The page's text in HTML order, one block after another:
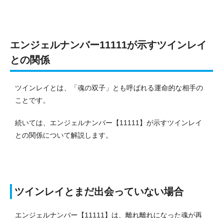
エンジェルナンバー11111が示すツインレイ
との関係
ツインレイとは、「魂の双子」とも呼ばれる運命的な相手の
ことです。
続いては、エンジェルナンバー【11111】が示すツインレイ
との関係について解説します。
ツインレイとまだ出会っていない場合
エンジェルナンバー【11111】は、離れ離れになった魂が再